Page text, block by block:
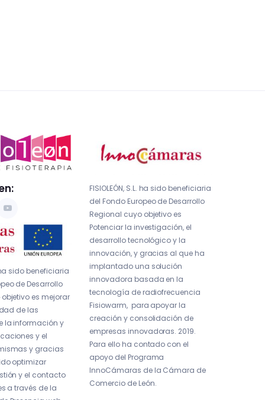
ha sido beneficiaria
de Desarrollo
es mejorar
de las
la información y
y el
y gracias
optimizar
y el contacto
a través de la
FISIOLEÓN, S.L. ha sido beneficiaria
del Fondo Europeo de Desarrollo
Regional cuyo objetivo es
Potenciar la investigación, el
desarrollo tecnológico y la
innovación, y gracias al que ha
implantado una solución
innovadora basada en la
tecnología de radiofrecuencia
Fisiowarm, para apoyar la
creación y consolidación de
empresas innovadoras. 2019.
Para ello ha contado con el
apoyo del Programa
InnoCámaras de la Cámara de
Comercio de León.